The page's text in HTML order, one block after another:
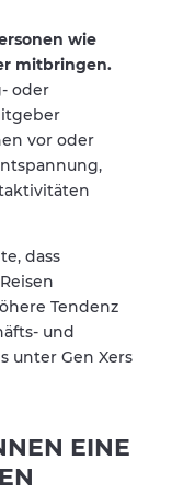
wie
mitbringen.
oder
vor oder
dass
Tendenz
und
unter Gen Xers
EINE